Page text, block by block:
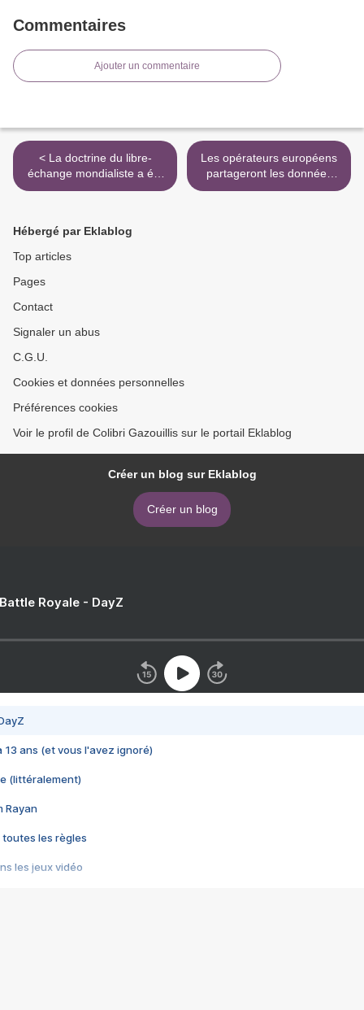
Commentaires
Ajouter un commentaire
< La doctrine du libre-
échange mondialiste a été
imposée au monde entier
toutes les multinationales
Les opérateurs européens
partageront les données
utilisateurs avec Bruxelles >
Hébergé par Eklablog
Top articles
Pages
Contact
Signaler un abus
C.G.U.
Cookies et données personnelles
Préférences cookies
Voir le profil de Colibri Gazouillis sur le portail Eklablog
Créer un blog sur Eklablog
Créer un blog
Royale - DayZ
13 ans (et vous l'avez ignoré)
(littéralement)
Rayan
toutes les règles
les jeux vidéo